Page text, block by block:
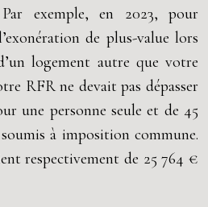
exemple, en 2023, pour
de plus-value lors
logement autre que votre
RFR ne devait pas dépasser
une personne seule et de 45
à imposition commune.
respectivement de 25 764 €